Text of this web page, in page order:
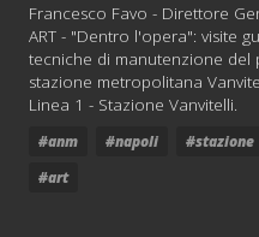
Francesco Favo - Direttore
ART - "Dentro l'opera": visite
tecniche di manutenzione del
stazione metropolitana
Linea 1 - Stazione Vanvitelli.
#anm #napoli #stazione
#art